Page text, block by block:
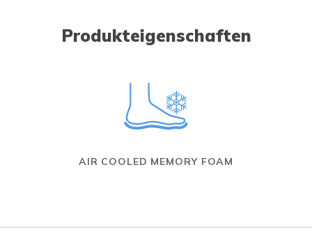
Produkteigenschaften
AIR COOLED MEMORY FOAM